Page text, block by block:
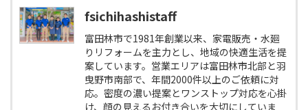
fsichihashistaff
富田林市で1981年創業以来、家電販売・水廻
りリフォームを主力とし、地域の快適生活を提
案しています。営業エリアは富田林市北部と羽
曳野市南部で、年間2000件以上のご依頼に対
応。密度の濃い提案とワンストップ対応を心掛
け、顔の見えるお付き合いを大切にしていま